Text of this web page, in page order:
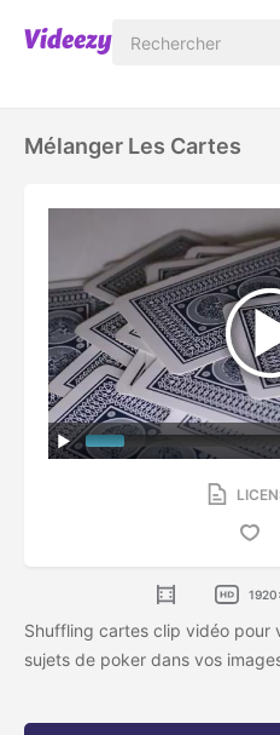
Mélanger Les Cartes
Shuffling cartes clip vidéo pour
sujets de poker dans vos